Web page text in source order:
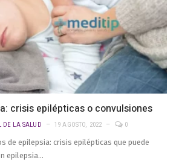
crisis epilépticas o convulsiones
DE LA SALUD 19 AGOSTO, 2022 0
de epilepsia: crisis epilépticas que puede
epilepsia…